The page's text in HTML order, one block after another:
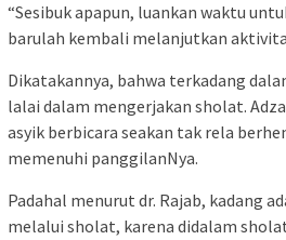
“Sesibuk apapun, luankan waktu
barulah kembali melanjutkan
Dikatakannya, bahwa terkadang
lalai dalam mengerjakan sholat.
asyik berbicara seakan tak rela
memenuhi panggilanNya.
Padahal menurut dr. Rajab, kadang
melalui sholat, karena didalam